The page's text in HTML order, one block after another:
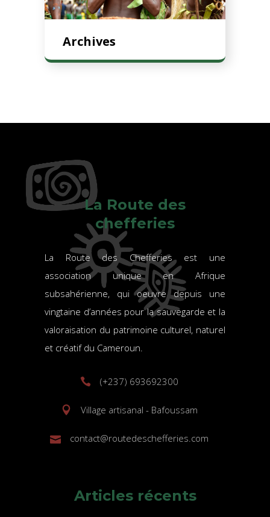
Archives
La Route des
chefferies
La Route des Chefferies est une
association unique en Afrique
subsahérienne, qui oeuvre depuis une
vingtaine d’années pour la sauvegarde et la
valoraisation du patrimoine culturel, naturel
et créatif du Cameroun.
(+237) 693692300
Village artisanal - Bafoussam
contact@routedeschefferies.com
Articles récents